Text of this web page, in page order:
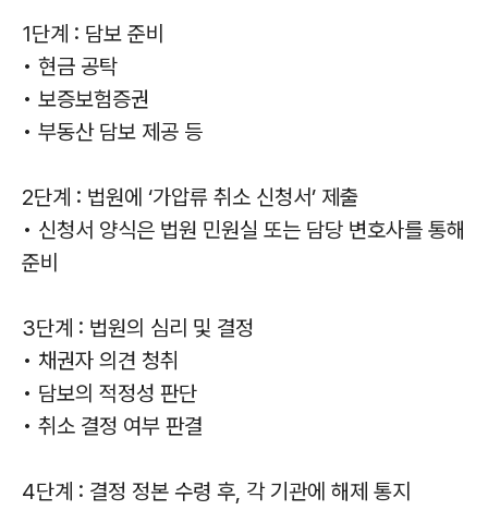
1단계 : 담보 준비
• 현금 공탁
• 보증보험증권
• 부동산 담보 제공 등
2단계 : 법원에 ‘가압류 취소 신청서’ 제출
• 신청서 양식은 법원 민원실 또는 담당 변호사를 통해
준비
3단계 : 법원의 심리 및 결정
• 채권자 의견 청취
• 담보의 적정성 판단
• 취소 결정 여부 판결
4단계 : 결정 정본 수령 후, 각 기관에 해제 통지